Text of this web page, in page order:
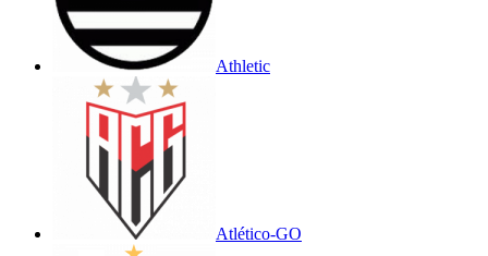
Athletic
Atlético-GO